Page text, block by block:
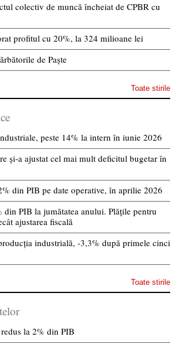
colectiv de muncă încheiat de CPBR cu
profitul cu 20%, la 324 milioane lei
de Paște
Toate stirile
peste 14% la intern în iunie 2026
și-a ajustat cel mai mult deficitul bugetar în
din PIB pe date operative, în aprilie 2026
din PIB la jumătatea anului. Plățile pentru
ajustarea fiscală
industrială, -3,3% după primele cinci
Toate stirile
la 2% din PIB